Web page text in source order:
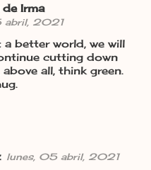
Irma
abril, 2021
a better world, we will
cutting down
all, think green.
lunes, 05 abril, 2021